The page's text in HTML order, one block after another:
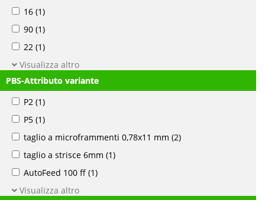
16 (1)
90 (1)
22 (1)
Visualizza altro
PBS-Attributo variante
P2 (1)
P5 (1)
taglio a microframmenti 0,78x11 mm (2)
taglio a strisce 6mm (1)
AutoFeed 100 ff (1)
Visualizza altro